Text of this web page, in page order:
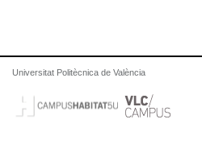
Universitat Politècnica de València